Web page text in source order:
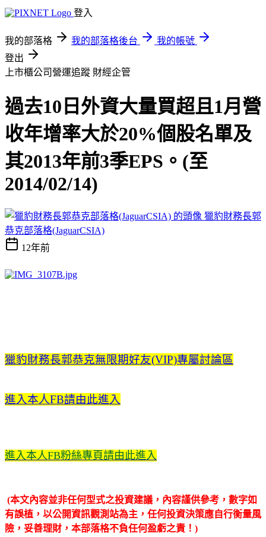
登入
我的部落格 我的部落格後台
我的帳號
登出
上市櫃公司營運追蹤 財經企管
過去10日外資大量買超且1月營
收年增率大於20%個股名單及
其2013年前3季EPS。(至
2014/02/14)
獵豹財務長郭
恭克部落格(JaguarCSIA)
12年前
獵豹財務長郭恭克無限期好友(VIP)專屬討論區
進入本人FB請由此進入
進入本人FB粉絲專頁請由此進入
(本文內容並非任何型式之投資建議，內容謹供參考，數字如
有誤植，以公開資訊觀測站為主，任何投資決策應自行衡量風
險，妥善理財，本部落格不負任何盈虧之責！)